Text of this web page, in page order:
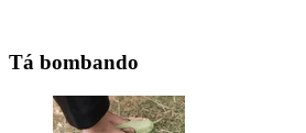
Tá bombando